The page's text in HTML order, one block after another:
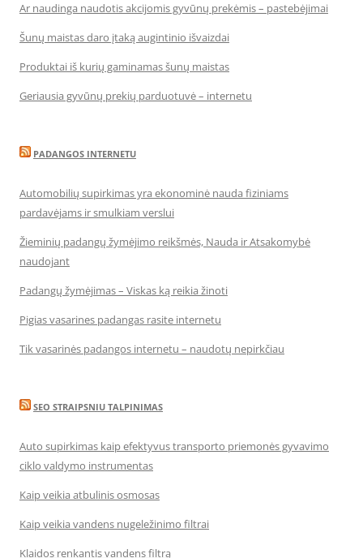
Ar naudinga naudotis akcijomis gyvūnų prekėmis – pastebėjimai
Šunų maistas daro įtaką augintinio išvaizdai
Produktai iš kurių gaminamas šunų maistas
Geriausia gyvūnų prekių parduotuvė – internetu
PADANGOS INTERNETU
Automobilių supirkimas yra ekonominė nauda fiziniams
pardavėjams ir smulkiam verslui
Žieminių padangų žymėjimo reikšmės, Nauda ir Atsakomybė
naudojant
Padangų žymėjimas – Viskas ką reikia žinoti
Pigias vasarines padangas rasite internetu
Tik vasarinės padangos internetu – naudotų nepirkčiau
SEO STRAIPSNIU TALPINIMAS
Auto supirkimas kaip efektyvus transporto priemonės gyvavimo
ciklo valdymo instrumentas
Kaip veikia atbulinis osmosas
Kaip veikia vandens nugeležinimo filtrai
Klaidos renkantis vandens filtrą